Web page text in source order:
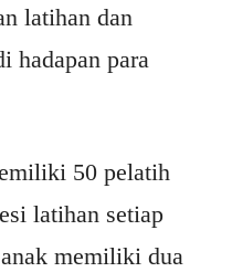
latihan dan
hadapan para
50 pelatih
latihan setiap
memiliki dua